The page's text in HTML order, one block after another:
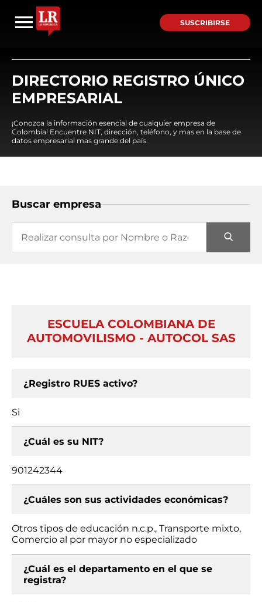
SUSCRIBIRSE
DIRECTORIO REGISTRO ÚNICO
EMPRESARIAL
¡Conozca la información esencial de cualquier empresa de
Colombia! Encuentre NIT, dirección, teléfono, y mas en la base de
datos empresarial mas grande del país.
Buscar empresa
ESCUELA COLOMBIANA DE
AUTOMOVILISMO - AUTOCOL SAS
¿Registro RUES activo?
Si
¿Cuál es su NIT?
901242344
¿Cuáles son sus actividades económicas?
Otros tipos de educación n.c.p., Transporte mixto,
Comercio al por mayor no especializado
¿Cuál es el departamento en el que se
registra?